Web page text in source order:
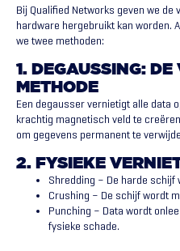
Bij Qualified Networks geven we
hardware hergebruikt kan worden.
we twee methoden:
1. DEGAUSSING: DE
METHODE
Een degausser vernietigt alle data
krachtig magnetisch veld te
om gegevens permanent te
2. FYSIEKE
Shredding – De harde schijf
Crushing – De schijf wordt
Punching – Data wordt
fysieke schade.